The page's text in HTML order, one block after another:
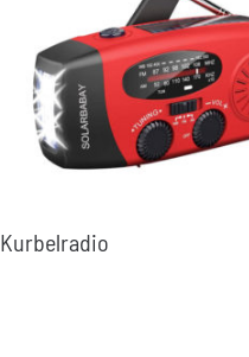
Kurbelradio